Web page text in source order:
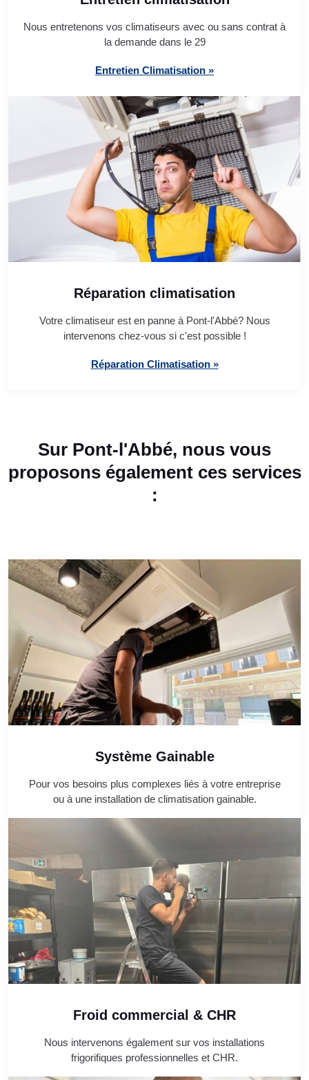
Nous entretenons vos climatiseurs avec ou sans contrat à
la demande dans le 29
Entretien Climatisation »
Réparation climatisation
Votre climatiseur est en panne à Pont-l'Abbé? Nous
intervenons chez-vous si c'est possible !
Réparation Climatisation »
Sur Pont-l'Abbé, nous vous
proposons également ces services
:
Système Gainable
Pour vos besoins plus complexes liés à votre entreprise
ou à une installation de climatisation gainable.
Froid commercial & CHR
Nous intervenons également sur vos installations
frigorifiques professionnelles et CHR.